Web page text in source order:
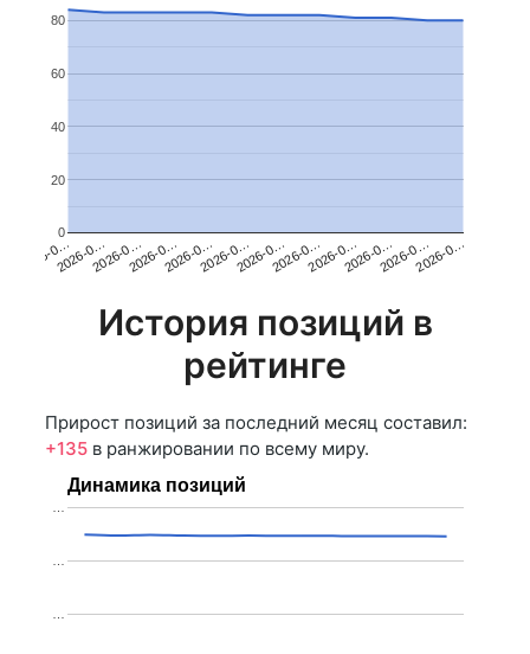
2026-0…2026-0…2026-0…2026-0…2026-0…2026-0…2026-0…2026-0…2026-0…2026-0…2026-0…2026-0…
0
20
40
60
80
История позиций в
рейтинге
Прирост позиций за последний месяц составил:
+135 в ранжировании по всему миру.
Динамика позиций
…
…